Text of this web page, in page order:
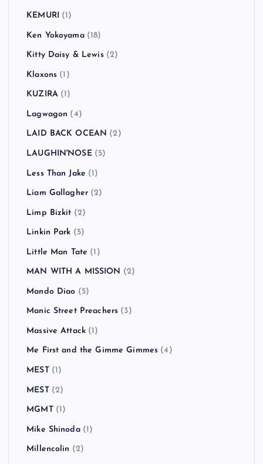
KEMURI (1)
Ken Yokoyama(18)
Kitty Daisy & Lewis(2)
Klaxons (1)
KUZIRA(1)
Lagwagon (4)
LAID BACK OCEAN (2)
LAUGHIN'NOSE(5)
Less Than Jake (1)
Liam Gallagher (2)
Limp Bizkit (2)
Linkin Park (5)
Little Man Tate (1)
MAN WITH A MISSION (2)
Mando Diao (5)
Manic Street Preachers (3)
Massive Attack (1)
Me First and the Gimme Gimmes (4)
MEST(1)
MEST(2)
MGMT(1)
Mike Shinoda(1)
Millencolin (2)